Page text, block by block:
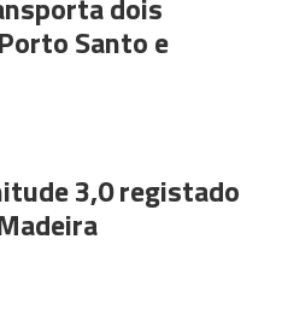
Santo e
3,0 registado